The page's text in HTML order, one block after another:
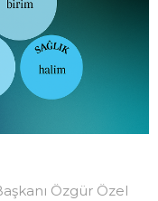
Özgür Özel